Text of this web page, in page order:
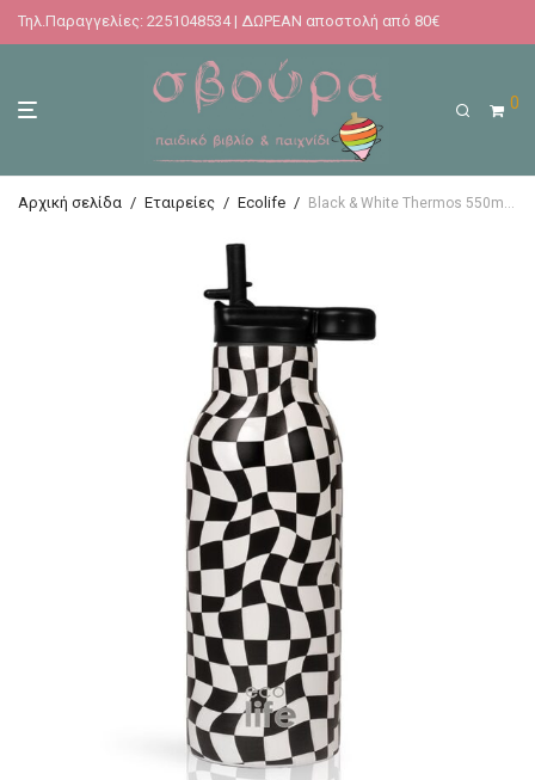
Τηλ.Παραγγελίες: 2251048534 | ΔΩΡΕΑΝ αποστολή από 80€
0
Αρχική σελίδα / Εταιρείες / Ecolife / Black & White Thermos 550ml | Με Εσωτερικό Καλαμάκι